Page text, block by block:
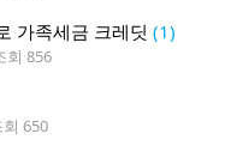
가족세금 크레딧 (1)
회 856
회 650